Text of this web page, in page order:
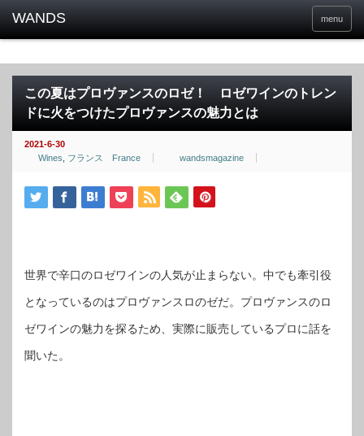
menu
この夏はプロヴァンスのロゼ！ ロゼワインのトレン
ドに火をつけたプロヴァンスの魅力とは
2021-6-30
Wines
フランス France wandsmagazine
世界で辛口のロゼワインの人気が止まらない。中でも牽引役
となっているのはプロヴァンスロのゼだ。プロヴァンスのロ
ゼワインの魅力を探るため、実際に販売しているプロに話を
聞いた。